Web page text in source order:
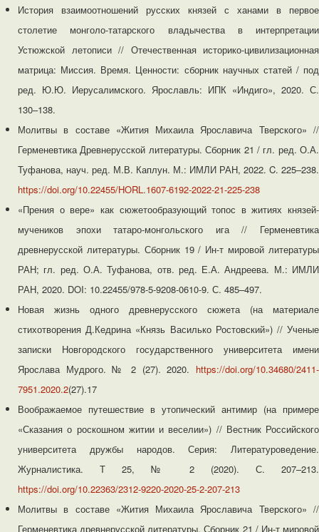
История взаимоотношений русских князей с ханами в первое
столетие монголо-татарского владычества в интерпретации
Устюжской летописи // Отечественная историко-цивилизационная
матрица: Миссия. Время. Ценности: сборник научных статей / под
ред. Ю.Ю. Иерусалимского. Ярославль: ИПК «Индиго», 2020. С.
130–138.
Молитвы в составе «Жития Михаила Ярославича Тверского» //
Герменевтика Древнерусской литературы. Сборник 21 / гл. ред. О.А.
Туфанова, науч. ред. М.В. Каплун. М.: ИМЛИ РАН, 2022. C. 225–238.
https://doi.org/10.22455/HORL.1607-6192-2022-21-225-238
«Прения о вере» как сюжетообразующий топос в житиях князей-
мучеников эпохи татаро-монгольского ига // Герменевтика
древнерусской литературы. Сборник 19 / Ин-т мировой литературы
РАН; гл. ред. О.А. Туфанова, отв. ред. Е.А. Андреева. М.: ИМЛИ
РАН, 2020. DOI: 10.22455/978-5-9208-0610-9. С. 485–497.
Новая жизнь одного древнерусского сюжета (на материале
стихотворения Д.Кедрина «Князь Василько Ростовский») // Ученые
записки Новгородского государственного университета имени
Ярослава Мудрого. № 2 (27). 2020. https://doi.org/10.34680/2411-
7951.2020.2(27).17
Воображаемое путешествие в утопический антимир (на примере
«Сказания о роскошном житии и веселии») // Вестник Российского
университета дружбы народов. Серия: Литературоведение.
Журналистика. Т 25, № 2 (2020). С. 207–213.
https://doi.org/10.22363/2312-9220-2020-25-2-207-213
Молитвы в составе «Жития Михаила Ярославича Тверского» //
Герменевтика древнерусской литературы. Сборник 21 / Ин-т мировой